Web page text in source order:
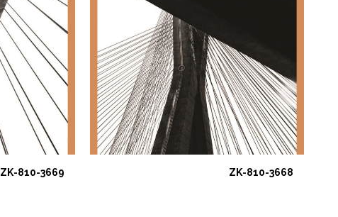
ZK-810-3669 ZK-810-3668